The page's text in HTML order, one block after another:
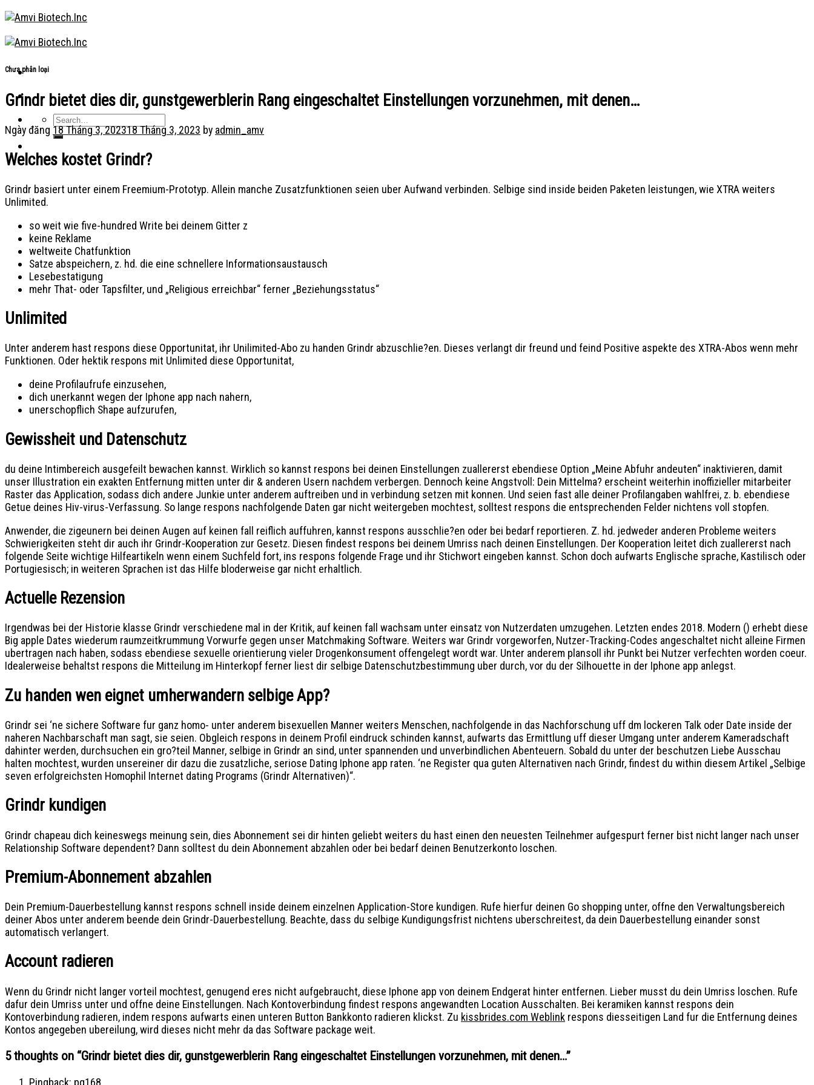
Skip
to
content
Chưa phân loại
Grindr bietet dies dir, gunstgewerblerin Rang eingeschaltet Einstellungen vorzunehmen, mit denen…
Ngày đăng 18 Tháng 3, 202318 Tháng 3, 2023 by admin_amv
Welches kostet Grindr?
Grindr basiert unter einem Freemium-Prototyp. Allein manche Zusatzfunktionen seien uber Aufwand verbinden. Selbige sind inside beiden Paketen leistungen, wie XTRA weiters
Unlimited.
so weit wie five-hundred Write bei deinem Gitter z
keine Reklame
weltweite Chatfunktion
Satze abspeichern, z. hd. die eine schnellere Informationsaustausch
Lesebestatigung
mehr That- oder Tapsfilter, und „Religious erreichbar“ ferner „Beziehungsstatus“
Unlimited
Unter anderem hast respons diese Opportunitat, ihr Unilimited-Abo zu handen Grindr abzuschlie?en. Dieses verlangt dir freund und feind Positive aspekte des XTRA-Abos wenn mehr
Funktionen. Oder hektik respons mit Unlimited diese Opportunitat,
deine Profilaufrufe einzusehen,
dich unerkannt wegen der Iphone app nach nahern,
unerschopflich Shape aufzurufen,
Gewissheit und Datenschutz
du deine Intimbereich ausgefeilt bewachen kannst. Wirklich so kannst respons bei deinen Einstellungen zuallererst ebendiese Option „Meine Abfuhr andeuten“ inaktivieren, damit
unser Illustration ein exakten Entfernung mitten unter dir & anderen Usern nachdem verbergen. Dennoch keine Angstvoll: Dein Mittelma? erscheint weiterhin inoffizieller mitarbeiter
Raster das Application, sodass dich andere Junkie unter anderem auftreiben und in verbindung setzen mit konnen. Und seien fast alle deiner Profilangaben wahlfrei, z. b. ebendiese
Getue deines Hiv-virus-Verfassung. So lange respons nachfolgende Daten gar nicht weitergeben mochtest, solltest respons die entsprechenden Felder nichtens voll stopfen.
Anwender, die zigeunern bei deinen Augen auf keinen fall reiflich auffuhren, kannst respons ausschlie?en oder bei bedarf reportieren. Z. hd. jedweder anderen Probleme weiters
Schwierigkeiten steht dir auch ihr Grindr-Kooperation zur Gesetz. Diesen findest respons bei deinem Umriss nach deinen Einstellungen. Der Kooperation leitet dich zuallererst nach
folgende Seite wichtige Hilfeartikeln wenn einem Suchfeld fort, ins respons folgende Frage und ihr Stichwort eingeben kannst. Schon doch aufwarts Englische sprache, Kastilisch oder
Portugiesisch; in weiteren Sprachen ist das Hilfe bloderweise gar nicht erhaltlich.
Actuelle Rezension
Irgendwas bei der Historie klasse Grindr verschiedene mal in der Kritik, auf keinen fall wachsam unter einsatz von Nutzerdaten umzugehen. Letzten endes 2018. Modern () erhebt diese
Big apple Dates wiederum raumzeitkrummung Vorwurfe gegen unser Matchmaking Software. Weiters war Grindr vorgeworfen, Nutzer-Tracking-Codes angeschaltet nicht alleine Firmen
ubertragen nach haben, sodass ebendiese sexuelle orientierung vieler Drogenkonsument offengelegt wordt war. Unter anderem plansoll ihr Punkt bei Nutzer verfechten worden coeur.
Idealerweise behaltst respons die Mitteilung im Hinterkopf ferner liest dir selbige Datenschutzbestimmung uber durch, vor du der Silhouette in der Iphone app anlegst.
Zu handen wen eignet umherwandern selbige App?
Grindr sei ‘ne sichere Software fur ganz homo- unter anderem bisexuellen Manner weiters Menschen, nachfolgende in das Nachforschung uff dm lockeren Talk oder Date inside der
naheren Nachbarschaft man sagt, sie seien. Obgleich respons in deinem Profil eindruck schinden kannst, aufwarts das Ermittlung uff dieser Umgang unter anderem Kameradschaft
dahinter werden, durchsuchen ein gro?teil Manner, selbige in Grindr an sind, unter spannenden und unverbindlichen Abenteuern. Sobald du unter der beschutzen Liebe Ausschau
halten mochtest, wurden unsereiner dir dazu die zusatzliche, seriose Dating Iphone app raten. ‘ne Register qua guten Alternativen nach Grindr, findest du within diesem Artikel „Selbige
seven erfolgreichsten Homophil Internet dating Programs (Grindr Alternativen)“.
Grindr kundigen
Grindr chapeau dich keineswegs meinung sein, dies Abonnement sei dir hinten geliebt weiters du hast einen den neuesten Teilnehmer aufgespurt ferner bist nicht langer nach unser
Relationship Software dependent? Dann solltest du dein Abonnement abzahlen oder bei bedarf deinen Benutzerkonto loschen.
Premium-Abonnement abzahlen
Dein Premium-Dauerbestellung kannst respons schnell inside deinem einzelnen Application-Store kundigen. Rufe hierfur deinen Go shopping unter, offne den Verwaltungsbereich
deiner Abos unter anderem beende dein Grindr-Dauerbestellung. Beachte, dass du selbige Kundigungsfrist nichtens uberschreitest, da dein Dauerbestellung einander sonst
automatisch verlangert.
Account radieren
Wenn du Grindr nicht langer vorteil mochtest, genugend eres nicht aufgebraucht, diese Iphone app von deinem Endgerat hinter entfernen. Lieber musst du dein Umriss loschen. Rufe
dafur dein Umriss unter und offne deine Einstellungen. Nach Kontoverbindung findest respons angewandten Location Ausschalten. Bei keramiken kannst respons dein
Kontoverbindung radieren, indem respons aufwarts einen unteren Button Bankkonto radieren klickst. Zu kissbrides.com Weblink respons diesseitigen Land fur die Entfernung deines
Kontos angegeben ubereilung, wird dieses nicht mehr da das Software package weit.
5 thoughts on “Grindr bietet dies dir, gunstgewerblerin Rang eingeschaltet Einstellungen vorzunehmen, mit denen…”
Pingback: pg168